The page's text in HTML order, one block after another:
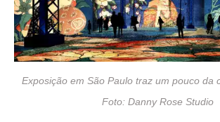
Exposição em São Paulo traz um pouco da
Foto: Danny Rose Studio